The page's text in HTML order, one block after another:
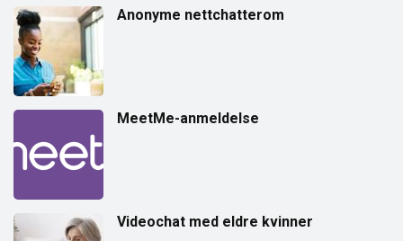
Anonyme nettchatterom
MeetMe-anmeldelse
Videochat med eldre kvinner